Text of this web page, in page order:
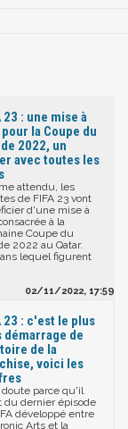
23 : une mise à
la Coupe du
2022, un
avec toutes les
attendu, les
de FIFA 23 vont
d'une mise à
à la
Coupe du
2022 au Qatar.
lequel figurent
02/11/2022, 17:59
23 : c'est le plus
démarrage de
de la
voici les
doute parce qu'il
du dernier épisode
développé entre
Arts et la